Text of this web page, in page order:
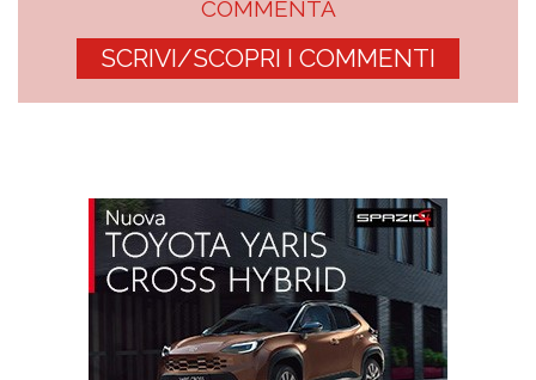
COMMENTA
SCRIVI/SCOPRI I COMMENTI